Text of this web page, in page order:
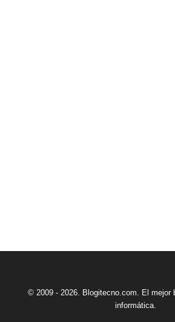
© 2009 - 2026. Blogitecno.com. El mejor
informática.